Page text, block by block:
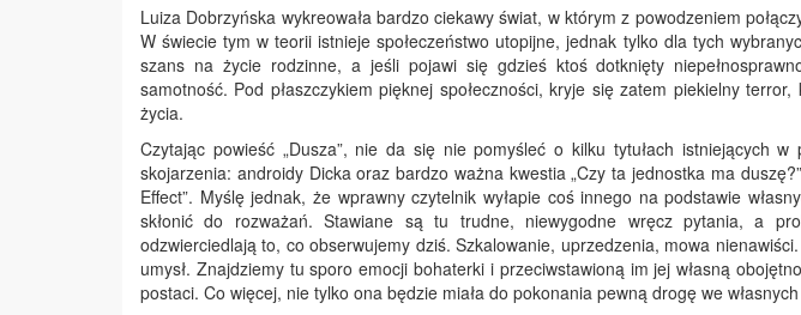
Luiza Dobrzyńska wykreowała bardzo ciekawy świat, w którym z powodzeniem
W świecie tym w teorii istnieje społeczeństwo utopijne, jednak tylko dla tych
szans na życie rodzinne, a jeśli pojawi się gdzieś ktoś dotknięty
samotność. Pod płaszczykiem pięknej społeczności, kryje się zatem piekielny
życia.
Czytając powieść „Dusza”, nie da się nie pomyśleć o kilku tytułach istniejących
skojarzenia: androidy Dicka oraz bardzo ważna kwestia „Czy ta jednostka ma
Effect”. Myślę jednak, że wprawny czytelnik wyłapie coś innego na podstawie
skłonić do rozważań. Stawiane są tu trudne, niewygodne wręcz pytania, a
odzwierciedlają to, co obserwujemy dziś. Szkalowanie, uprzedzenia, mowa
umysł. Znajdziemy tu sporo emocji bohaterki i przeciwstawioną im jej własną
postaci. Co więcej, nie tylko ona będzie miała do pokonania pewną drogę we